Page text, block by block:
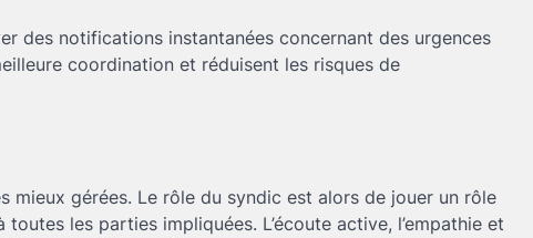
des notifications instantanées concernant des urgences
coordination et réduisent les risques de
mieux gérées. Le rôle du syndic est alors de jouer un rôle
les parties impliquées. L’écoute active, l’empathie et